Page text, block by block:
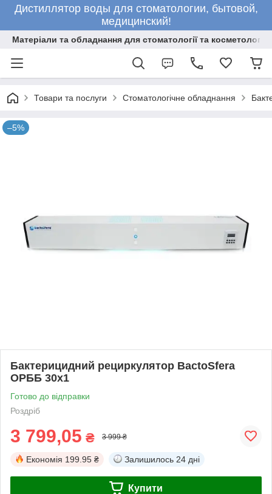
Дистиллятор воды для стоматологии, бытовой,
медицинский!
Матеріали та обладнання для стоматології та косметології
Товари та послуги Стоматологічне обладнання
–5%
Бактерицидний рециркулятор BactoSfera
ОРББ 30х1
Готово до відправки
Роздріб
3 799,05 ₴ 3 999 ₴
Економія 199.95 ₴ Залишилось 24 дні
Купити